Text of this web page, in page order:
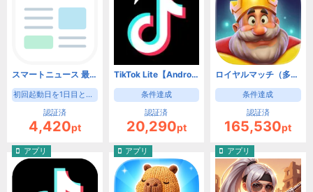
スマートニュース 最新ニュースや天気・天気予報、クーポンも（初回起動日を1日目として8日目の起動）【Android】
初回起動日を1日目として8日目の起動
認証済
4,420pt
TikTok Lite【Android】
条件達成
認証済
20,290pt
ロイヤルマッチ（多段階）【Android】
条件達成
認証済
165,530pt
アプリ アプリ アプリ